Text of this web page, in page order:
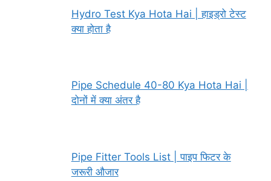
Hydro Test Kya Hota Hai | हाइड्रो टेस्ट
क्या होता है
Pipe Schedule 40-80 Kya Hota Hai |
दोनों में क्या अंतर है
Pipe Fitter Tools List | पाइप फिटर के
जरूरी औजार